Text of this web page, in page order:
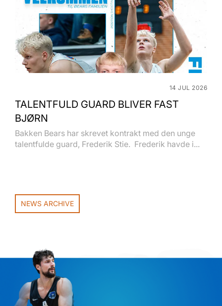
14 JUL 2026
TALENTFULD GUARD BLIVER FAST
BJØRN
Bakken Bears har skrevet kontrakt med den unge
talentfulde guard, Frederik Stie. Frederik havde i...
NEWS ARCHIVE